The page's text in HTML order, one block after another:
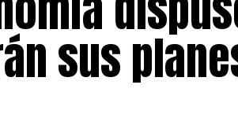
sus